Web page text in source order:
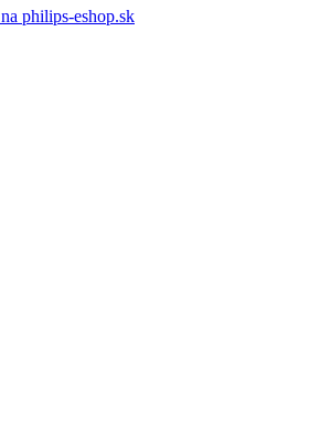
philips-eshop.sk